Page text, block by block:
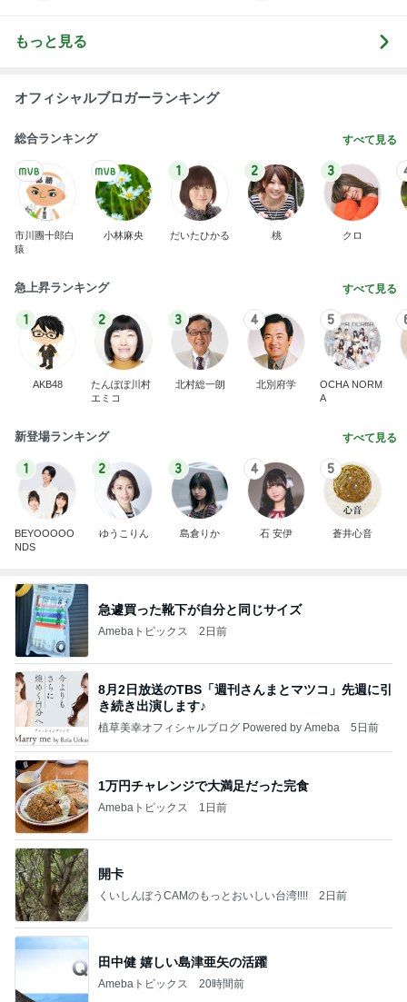
もっと見る
オフィシャルブロガーランキング
総合ランキング すべて見る
市川團十郎白
猿
小林麻央
1
だいたひかる
2
桃
3
クロ
急上昇ランキング すべて見る
1
AKB48
2
たんぽぽ川村
エミコ
3
北村総一朗
4
北別府学
5
OCHA NORM
A
新登場ランキング すべて見る
1
BEYOOOOO
NDS
2
ゆうこりん
3
島倉りか
4
石 安伊
5
蒼井心音
急遽買った靴下が自分と同じサイズ
Amebaトピックス 2日前
8月2日放送のTBS「週刊さんまとマツコ」先週に引
き続き出演します♪
植草美幸オフィシャルブログ Powered by Ameba 5日前
1万円チャレンジで大満足だった完食
Amebaトピックス 1日前
開卡
くいしんぼうCAMのもっとおいしい台湾!!!! 2日前
田中健 嬉しい島津亜矢の活躍
Amebaトピックス 20時間前